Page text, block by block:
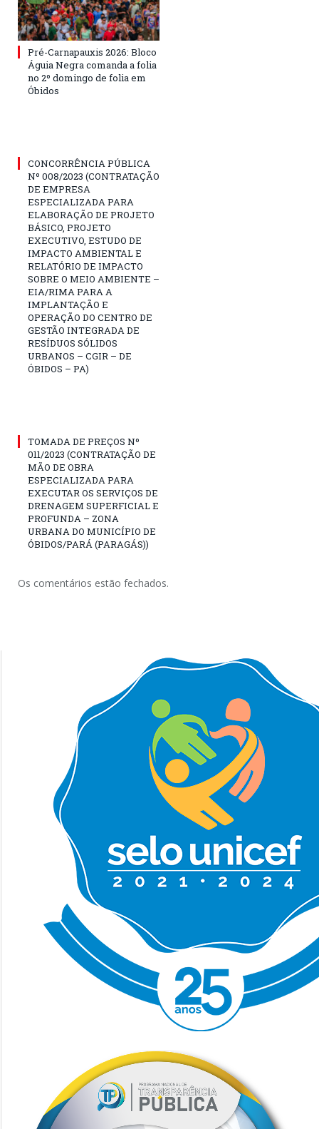
Pré-Carnapauxis 2026: Bloco
Águia Negra comanda a folia
no 2º domingo de folia em
Óbidos
CONCORRÊNCIA PÚBLICA
Nº 008/2023 (CONTRATAÇÃO
DE EMPRESA
ESPECIALIZADA PARA
ELABORAÇÃO DE PROJETO
BÁSICO, PROJETO
EXECUTIVO, ESTUDO DE
IMPACTO AMBIENTAL E
RELATÓRIO DE IMPACTO
SOBRE O MEIO AMBIENTE –
EIA/RIMA PARA A
IMPLANTAÇÃO E
OPERAÇÃO DO CENTRO DE
GESTÃO INTEGRADA DE
RESÍDUOS SÓLIDOS
URBANOS – CGIR – DE
ÓBIDOS – PA)
TOMADA DE PREÇOS Nº
011/2023 (CONTRATAÇÃO DE
MÃO DE OBRA
ESPECIALIZADA PARA
EXECUTAR OS SERVIÇOS DE
DRENAGEM SUPERFICIAL E
PROFUNDA – ZONA
URBANA DO MUNICÍPIO DE
ÓBIDOS/PARÁ (PARAGÁS))
Os comentários estão fechados.